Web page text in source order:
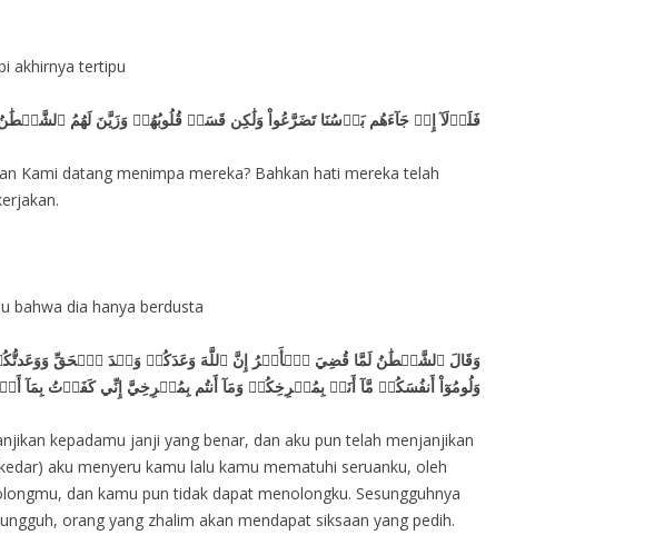
akhirnya tertipu
فَلَوۡلَآ إِذۡ جَآءَهُم بَأۡسُنَا تَضَرَّعُواْ وَلَٰكِن قَسَتۡ قُلُوبُهُمۡ وَزَيَّنَ لَهُمُ ٱلشَّيۡطَٰنُ
Kami datang menimpa mereka? Bahkan hati mereka telah
bahwa dia hanya berdusta
وَقَالَ ٱلشَّيۡطَٰنُ لَمَّا قُضِيَ ٱلۡأَمۡرُ إِنَّ ٱللَّهَ وَعَدَكُمۡ وَعۡدَ ٱلۡحَقِّ
وَلُومُوٓاْ أَنفُسَكُمۖ مَّآ أَنَا۠ بِمُصۡرِخِكُمۡ وَمَآ أَنتُم بِمُصۡرِخِيَّ إِنِّي كَفَرۡتُ
kepadamu janji yang benar, dan aku pun telah menjanjikan
aku menyeru kamu lalu kamu mematuhi seruanku, oleh
dan kamu pun tidak dapat menolongku. Sesungguhnya
orang yang zhalim akan mendapat siksaan yang pedih.